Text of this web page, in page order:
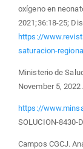
oxígeno en
2021;36:18-25;
https://
saturacion-
Ministerio de
November 5,
https://
SOLUCION-8430-
Campos CGCJ.